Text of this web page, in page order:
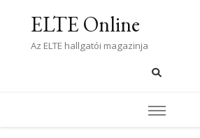
ELTE Online
Az ELTE hallgatói magazinja